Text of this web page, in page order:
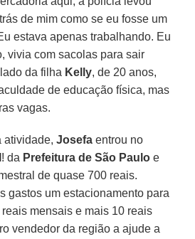
de mim como se eu fosse um
estava apenas trabalhando. Eu
vivia com sacolas para sair
da filha Kelly, de 20 anos,
de educação física, mas
vagas.
atividade,Josefa entrou no
! da Prefeitura de São Paulo e
de quase 700 reais.
gastos um estacionamento para
mensais e mais 10 reais
vendedor da região a ajude a